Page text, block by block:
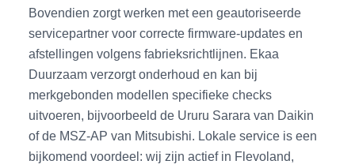
Bovendien zorgt werken met een geautoriseerde
servicepartner voor correcte firmware-updates en
afstellingen volgens fabrieksrichtlijnen. Ekaa
Duurzaam verzorgt onderhoud en kan bij
merkgebonden modellen specifieke checks
uitvoeren, bijvoorbeeld de Ururu Sarara van Daikin
of de MSZ-AP van Mitsubishi. Lokale service is een
bijkomend voordeel: wij zijn actief in Flevoland,